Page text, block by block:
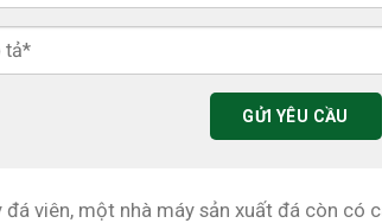
viên, một nhà máy sản xuất đá còn có